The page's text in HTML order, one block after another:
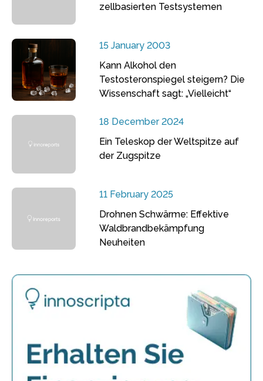
zellbasierten Testsystemen
15 January 2003
Kann Alkohol den
Testosteronspiegel steigern? Die
Wissenschaft sagt: „Vielleicht“
18 December 2024
Ein Teleskop der Weltspitze auf
der Zugspitze
11 February 2025
Drohnen Schwärme: Effektive
Waldbrandbekämpfung
Neuheiten